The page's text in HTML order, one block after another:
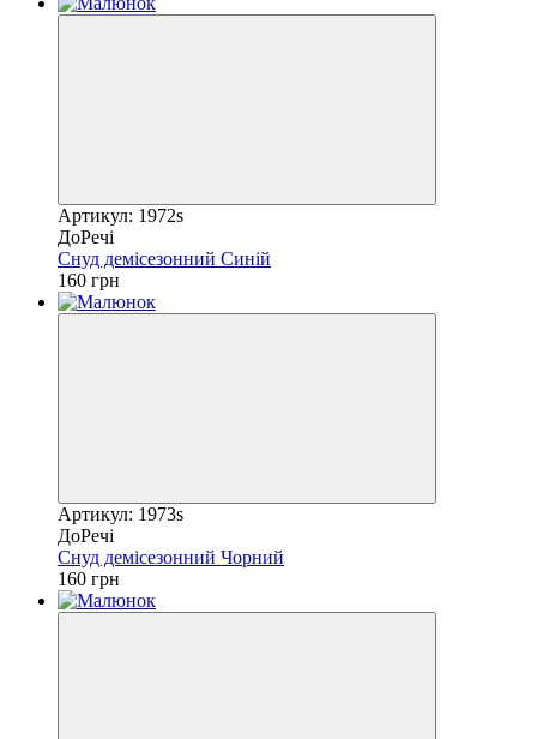
Артикул: 1972s
ДоРечі
Снуд демісезонний Синій
160 грн
Артикул: 1973s
ДоРечі
Снуд демісезонний Чорний
160 грн